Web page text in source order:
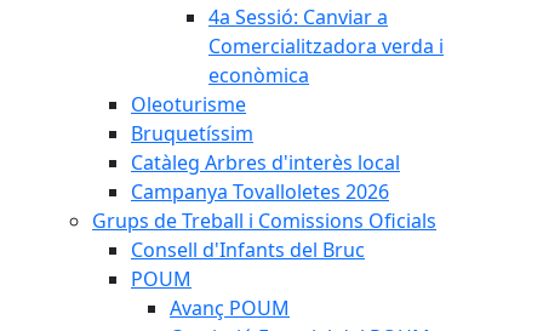
4a Sessió: Canviar a
Comercialitzadora verda i
econòmica
Oleoturisme
Bruquetíssim
Catàleg Arbres d'interès local
Campanya Tovalloletes 2026
Grups de Treball i Comissions Oficials
Consell d'Infants del Bruc
POUM
Avanç POUM